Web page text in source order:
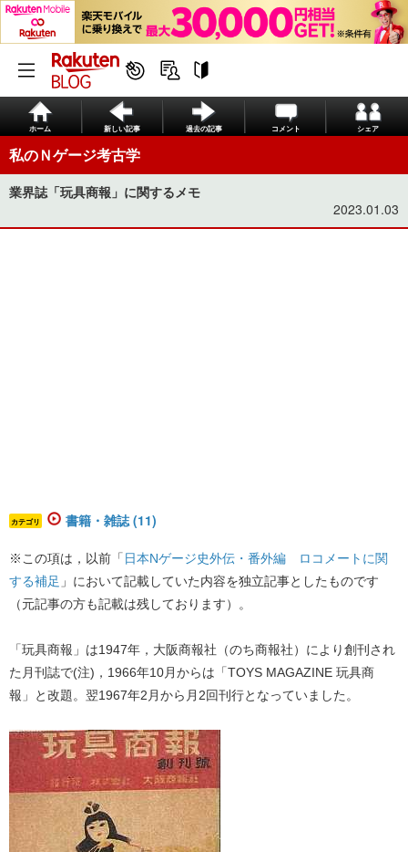
ホーム 新しい記事 過去の記事 コメント シェア
私のＮゲージ考古学
業界誌「玩具商報」に関するメモ
2023.01.03
カテゴリ 書籍・雑誌 (11)
※この項は，以前「​ 日本Nゲージ史外伝・番外編 ロコメートに関
する補足 ​」において記載していた内容を独立記事としたものです
（元記事の方も記載は残しております）。
「玩具商報」は1947年，大阪商報社（のち商報社）により創刊され
た月刊誌で(注)，1966年10月からは「TOYS MAGAZINE 玩具商
報」と改題。翌1967年2月から月2回刊行となっていました。